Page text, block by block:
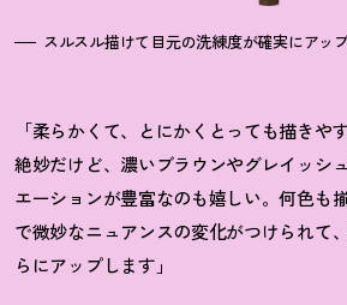
スルスル描けて目元の洗練度が確実にアッ
「柔らかくて、とにかくとっても描きや
絶妙だけど、濃いブラウンやグレイッシ
エーションが豊富なのも嬉しい。何色も
で微妙なニュアンスの変化がつけられて
らにアップします」